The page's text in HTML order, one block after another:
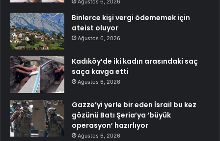
Ağustos 6, 2026
Binlerce kişi vergi ödememek için
ateist oluyor
Ağustos 6, 2026
Kadıköy’de iki kadın arasındaki saç
saça kavga etti
Ağustos 6, 2026
Gazze’yi yerle bir eden İsrail bu kez
gözünü Batı Şeria’ya ‘büyük
operasyon’ hazırlıyor
Ağustos 6, 2026